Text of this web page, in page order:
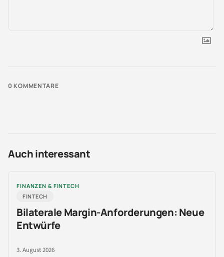
0 KOMMENTARE
Auch interessant
FINANZEN & FINTECH
FINTECH
Bilaterale Margin-Anforderungen: Neue
Entwürfe
3. August 2026